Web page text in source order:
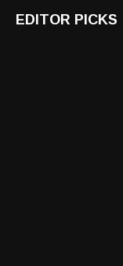
EDITOR PICKS